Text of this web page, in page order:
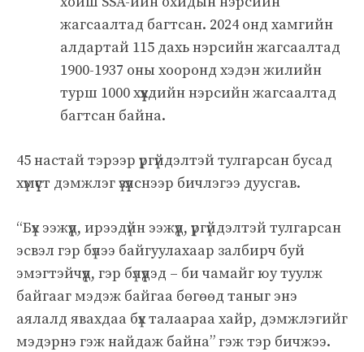
жагсаалтад багтсан. 2024 онд хамгийн
алдартай 115 дахь нэрсийн жагсаалтад
1900-1937 оны хооронд хэдэн жилийн
турш 1000 хүүхдийн нэрсийн жагсаалтад
багтсан байна.
45 настай тэрээр үргүйдэлтэй тулгарсан бусад
хүмүүст дэмжлэг үзүүлснээр бичлэгээ дуусгав.
“Бүх ээжүүд, ирээдүйн ээжүүд, үргүйдэлтэй тулгарсан
эсвэл гэр бүлээ байгуулахаар залбирч буй
эмэгтэйчүүд, гэр бүлүүдэд – би чамайг юу туулж
байгааг мэдэж байгаа бөгөөд таныг энэ
аялалд явахдаа бүх талаараа хайр, дэмжлэгийг
мэдэрнэ гэж найдаж байна” гэж тэр бичжээ.